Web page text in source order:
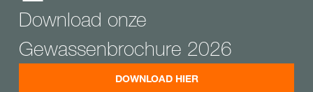
Download onze
Gewassenbrochure 2026
DOWNLOAD HIER